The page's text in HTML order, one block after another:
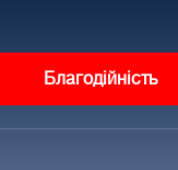
Благодійність